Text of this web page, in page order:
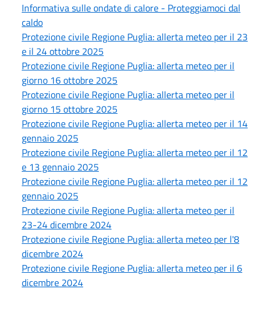
Informativa sulle ondate di calore - Proteggiamoci dal
caldo
Protezione civile Regione Puglia: allerta meteo per il 23
e il 24 ottobre 2025
Protezione civile Regione Puglia: allerta meteo per il
giorno 16 ottobre 2025
Protezione civile Regione Puglia: allerta meteo per il
giorno 15 ottobre 2025
Protezione civile Regione Puglia: allerta meteo per il 14
gennaio 2025
Protezione civile Regione Puglia: allerta meteo per il 12
e 13 gennaio 2025
Protezione civile Regione Puglia: allerta meteo per il 12
gennaio 2025
Protezione civile Regione Puglia: allerta meteo per il
23-24 dicembre 2024
Protezione civile Regione Puglia: allerta meteo per l'8
dicembre 2024
Protezione civile Regione Puglia: allerta meteo per il 6
dicembre 2024